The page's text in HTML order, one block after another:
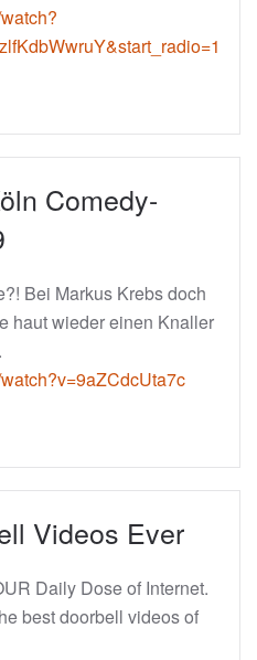
Comedy-
Bei Markus Krebs doch
haut wieder einen Knaller
Videos Ever
Daily Dose of Internet.
best doorbell videos of